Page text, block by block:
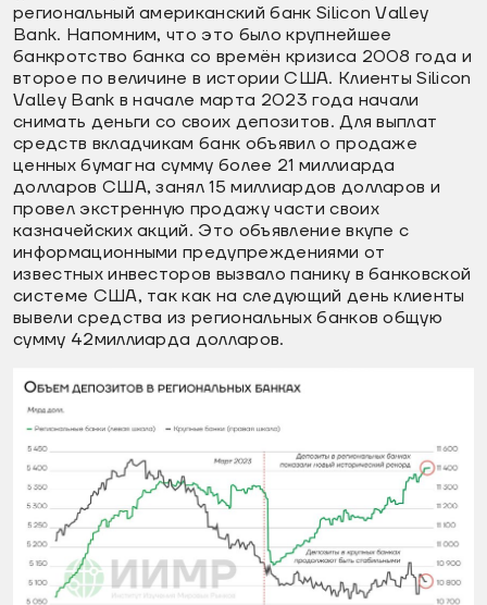
региональный американский банк Silicon Valley
Bank. Напомним, что это было крупнейшее
банкротство банка со времён кризиса 2008 года и
второе по величине в истории США. Клиенты Silicon
Valley Bank в начале марта 2023 года начали
снимать деньги со своих депозитов. Для выплат
средств вкладчикам банк объявил о продаже
ценных бумаг на сумму более 21 миллиарда
долларов США, занял 15 миллиардов долларов и
провел экстренную продажу части своих
казначейских акций. Это объявление вкупе с
информационными предупреждениями от
известных инвесторов вызвало панику в банковской
системе США, так как на следующий день клиенты
вывели средства из региональных банков общую
сумму 42миллиарда долларов.